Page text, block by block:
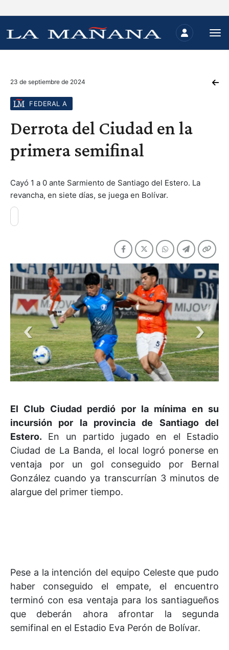
23 de septiembre de 2024
FEDERAL A
Derrota del Ciudad en la
primera semifinal
Cayó 1 a 0 ante Sarmiento de Santiago del Estero. La
revancha, en siete días, se juega en Bolívar.
El Club Ciudad perdió por la mínima en su
incursión por la provincia de Santiago del
Estero. En un partido jugado en el Estadio
Ciudad de La Banda, el local logró ponerse en
ventaja por un gol conseguido por Bernal
González cuando ya transcurrían 3 minutos de
alargue del primer tiempo.
Pese a la intención del equipo Celeste que pudo
haber conseguido el empate, el encuentro
terminó con esa ventaja para los santiagueños
que deberán ahora afrontar la segunda
semifinal en el Estadio Eva Perón de Bolívar.